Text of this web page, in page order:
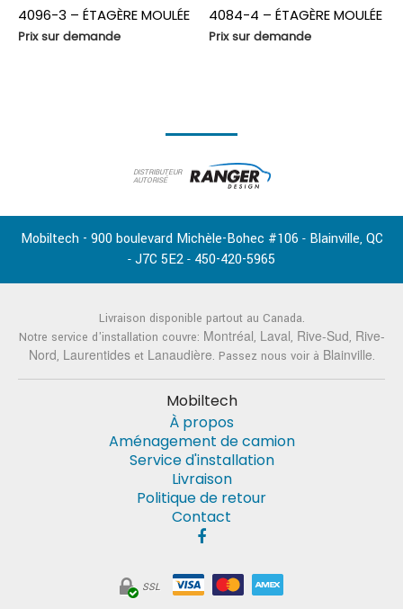
4096-3 – ÉTAGÈRE MOULÉE
Prix sur demande
4084-4 – ÉTAGÈRE MOULÉE
Prix sur demande
DISTRIBUTEUR
AUTORISÉ
Mobiltech - 900 boulevard Michèle-Bohec #106 - Blainville, QC
- J7C 5E2 - 450-420-5965
Livraison disponible partout au Canada.
Notre service d'installation couvre: Montréal, Laval, Rive-Sud, Rive-
Nord, Laurentideset Lanaudière. Passez nous voir à Blainville.
Mobiltech
À propos
Aménagement de camion
Service d'installation
Livraison
Politique de retour
Contact
SSL